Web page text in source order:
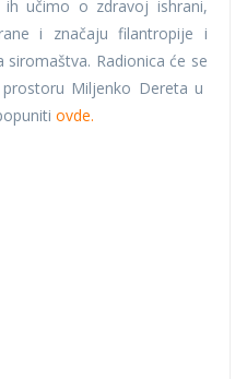
učimo o zdravoj ishrani,
i značaju filantropije i
Radionica će se
Miljenko Dereta u
ovde.